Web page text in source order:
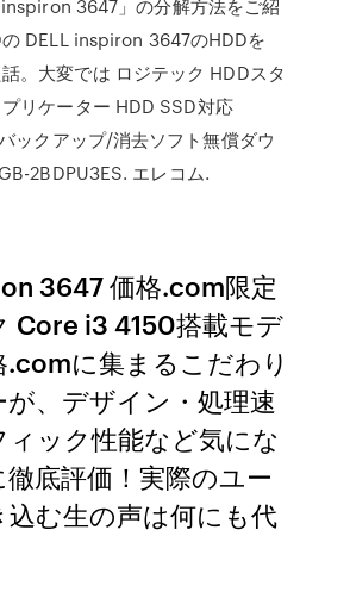
3647」の分解方法をご紹
DELL inspiron 3647のHDDを
。大変では ロジテック HDDスタ
リケーター HDD SSD対応
ックアップ/消去ソフト無償ダウ
2BDPU3ES. エレコム.
3647 価格.com限定
Core i3 4150搭載モデ
.comに集まるこだわり
、デザイン・処理速
ィック性能など気にな
底評価！実際のユー
込む生の声は何にも代